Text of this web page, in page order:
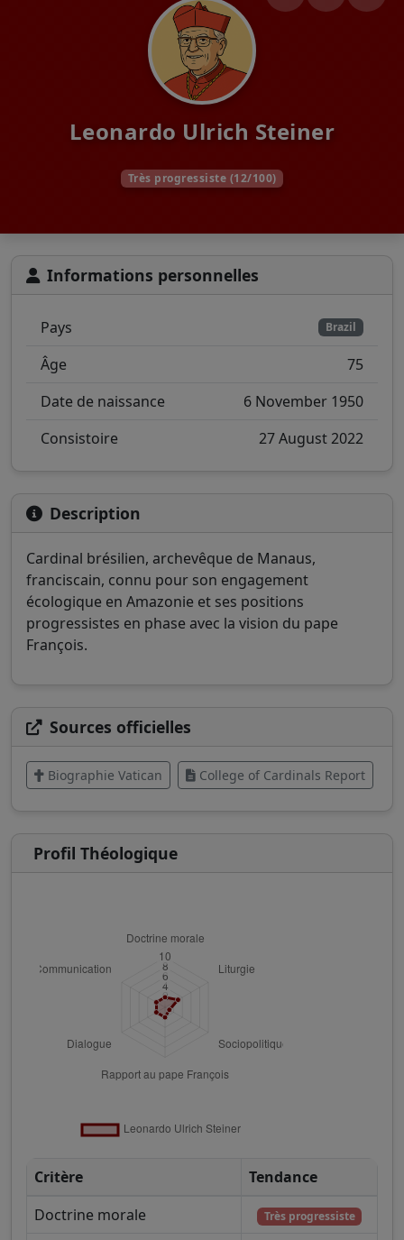
Leonardo Ulrich Steiner
Très progressiste (12/100)
Informations personnelles
Pays Brazil
Âge
75
Date de naissance
6 November 1950
Consistoire
27 August 2022
Description
Cardinal brésilien, archevêque de Manaus,
franciscain, connu pour son engagement
écologique en Amazonie et ses positions
progressistes en phase avec la vision du pape
François.
Sources officielles
Biographie Vatican College of Cardinals Report
Profil Théologique
Critère
Tendance
Doctrine morale
Très progressiste